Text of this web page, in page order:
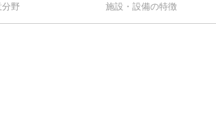
野 施設・設備の特徴